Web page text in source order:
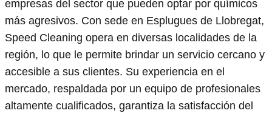
empresas del sector que pueden optar por químicos
más agresivos. Con sede en Esplugues de Llobregat,
Speed Cleaning opera en diversas localidades de la
región, lo que le permite brindar un servicio cercano y
accesible a sus clientes. Su experiencia en el
mercado, respaldada por un equipo de profesionales
altamente cualificados, garantiza la satisfacción del